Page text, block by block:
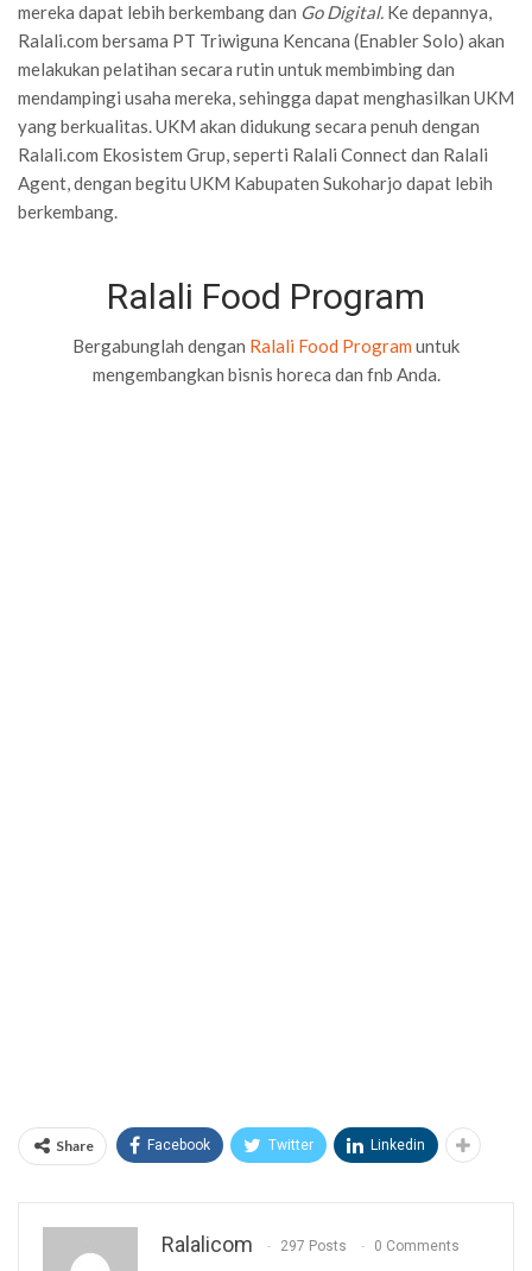
mereka dapat lebih berkembang dan Go Digital. Ke depannya,
Ralali.com bersama PT Triwiguna Kencana (Enabler Solo) akan
melakukan pelatihan secara rutin untuk membimbing dan
mendampingi usaha mereka, sehingga dapat menghasilkan UKM
yang berkualitas. UKM akan didukung secara penuh dengan
Ralali.com Ekosistem Grup, seperti Ralali Connect dan Ralali
Agent, dengan begitu UKM Kabupaten Sukoharjo dapat lebih
berkembang.
Ralali Food Program
Bergabunglah dengan Ralali Food Program untuk
mengembangkan bisnis horeca dan fnb Anda.
Share Facebook Twitter Linkedin
Ralalicom 297 Posts 0 Comments